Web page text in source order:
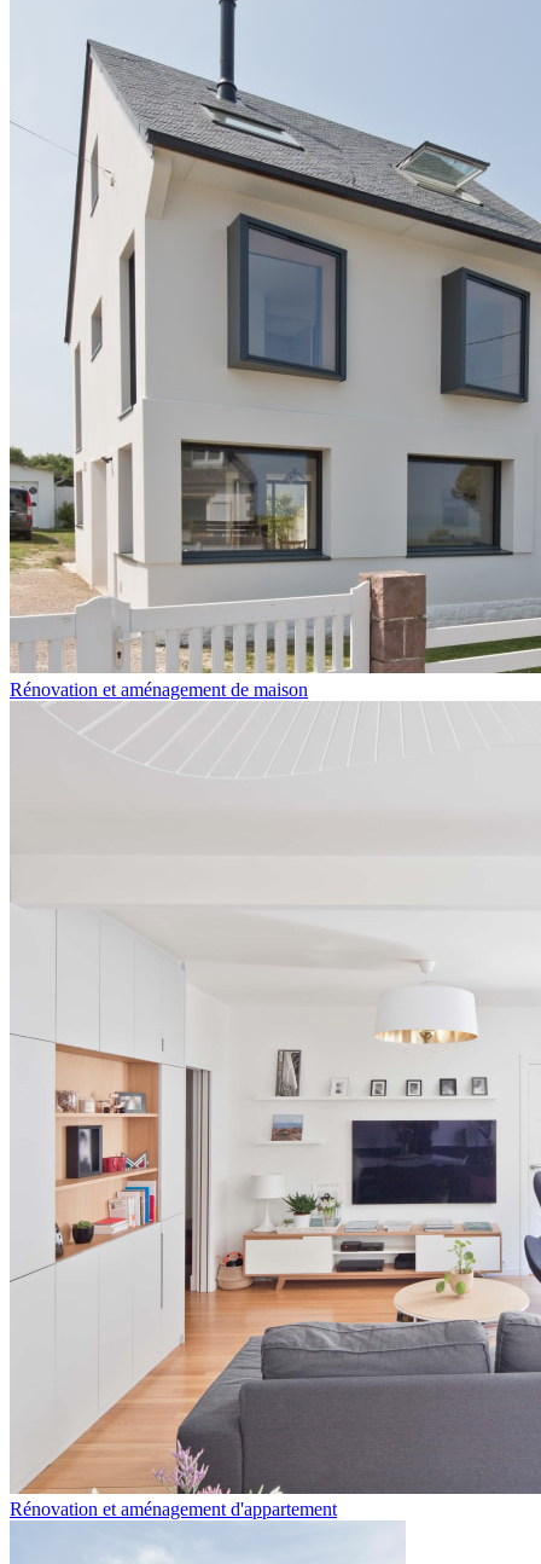
Rénovation et aménagement de maison
Rénovation et aménagement d'appartement